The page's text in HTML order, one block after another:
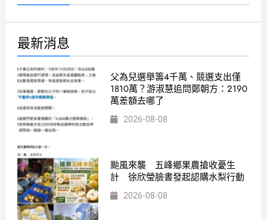
最新消息
父為兒選舉籌4千萬、競選支出僅
1810萬？游淑慧追問鄭朝方：2190
萬差額去哪了
2026-08-08
颱風來襲 五峰鄉果農搶收憂生
計 徐欣瑩臉書發起認購水梨行動
2026-08-08